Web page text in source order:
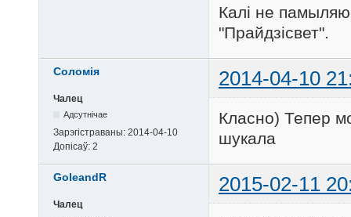
Калі не
"Прайдзісвет".
Соломія 2014-04-10
Чалец
Адсутнічае
Зарэгістраваны: 2014-04-10
Допісаў: 2
Класно) Тепер
шукала
GoleandR 2015-02-11
Чалец